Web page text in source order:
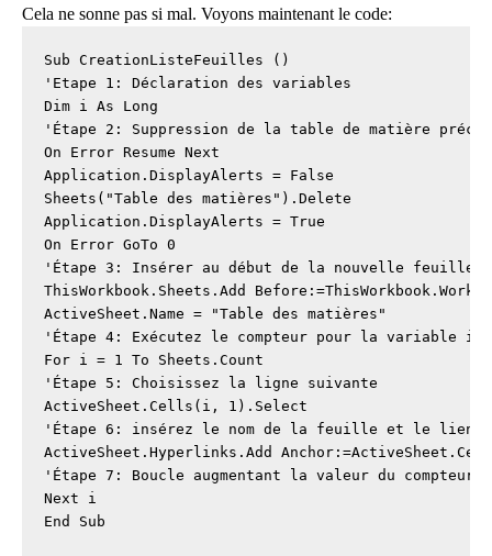
Cela ne sonne pas si mal. Voyons maintenant le code:
Sub CreationListeFeuilles ()
'Etape 1: Déclaration des variables
Dim i As Long
'Étape 2: Suppression de la table de matière
On Error Resume Next
Application.DisplayAlerts = False
Sheets("Table des matières").Delete
Application.DisplayAlerts = True
On Error GoTo 0
'Étape 3: Insérer au début de la nouvelle feuille
ThisWorkbook.Sheets.Add
ActiveSheet.Name = "Table des matières"
'Étape 4: Exécutez le compteur pour la variable i
For i = 1 To Sheets.Count
'Étape 5: Choisissez la ligne suivante
ActiveSheet.Cells(i, 1).Select
'Étape 6: insérez le nom de la feuille et le lien
ActiveSheet.Hyperlinks.Add
'Étape 7: Boucle augmentant la valeur du compteur
Next i
End Sub